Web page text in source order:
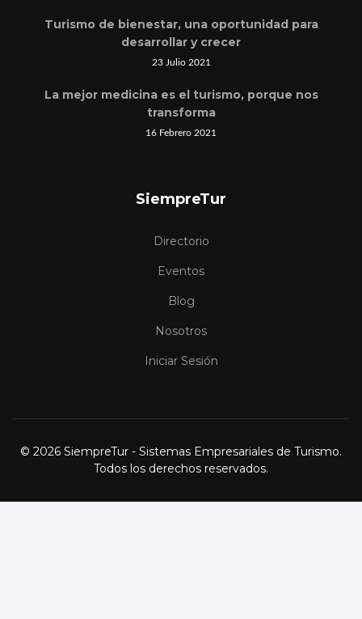
Turismo de bienestar, una oportunidad para
desarrollar y crecer
23 Julio 2021
La mejor medicina es el turismo, porque nos
transforma
16 Febrero 2021
SiempreTur
Directorio
Eventos
Blog
Nosotros
Iniciar Sesión
© 2026 SiempreTur - Sistemas Empresariales de Turismo.
Todos los derechos reservados.